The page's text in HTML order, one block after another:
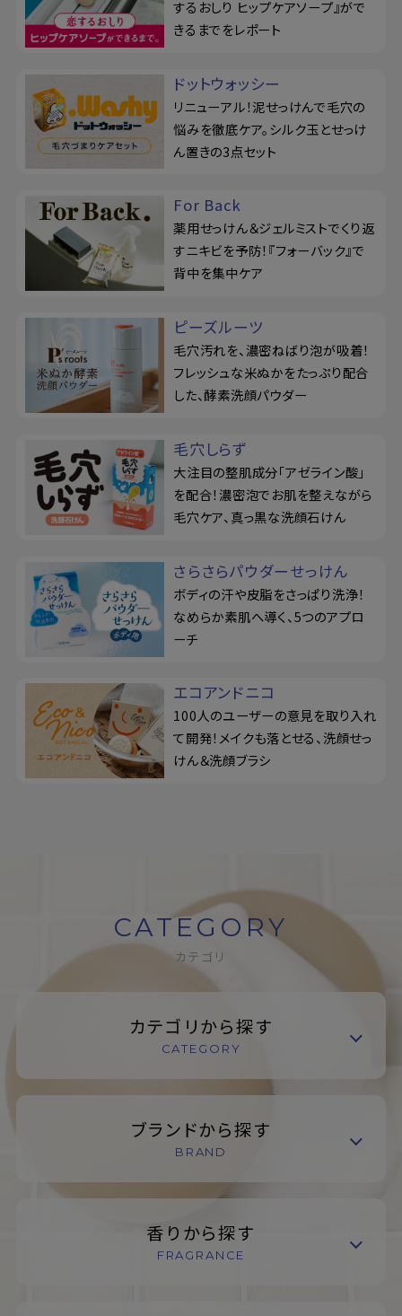
するおしり ヒップケアソープ』がで
きるまでをレポート
ドットウォッシー
リニューアル！泥せっけんで毛穴の
悩みを徹底ケア。シルク玉とせっけ
ん置きの3点セット
For Back
薬用せっけん＆ジェルミストでくり返
すニキビを予防！『フォーバック』で
背中を集中ケア
ピーズルーツ
毛穴汚れを、濃密ねばり泡が吸着！
フレッシュな米ぬかをたっぷり配合
した、酵素洗顔パウダー
毛穴しらず
大注目の整肌成分「アゼライン酸」
を配合！濃密泡でお肌を整えながら
毛穴ケア、真っ黒な洗顔石けん
さらさらパウダーせっけん
ボディの汗や皮脂をさっぱり洗浄！
なめらか素肌へ導く、5つのアプロ
ーチ
エコアンドニコ
100人のユーザーの意見を取り入れ
て開発！メイクも落とせる、洗顔せっ
けん＆洗顔ブラシ
CATEGORY
カテゴリ
カテゴリから探す
CATEGORY
ブランドから探す
BRAND
香りから探す
FRAGRANCE